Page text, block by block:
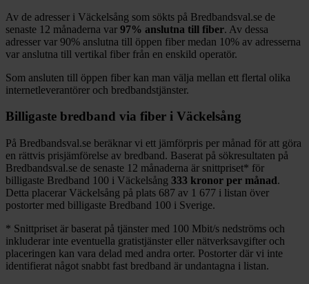
Av de adresser i Väckelsång som sökts på Bredbandsval.se de
senaste 12 månaderna var 97% anslutna till fiber. Av dessa
adresser var 90% anslutna till öppen fiber medan 10% av adresserna
var anslutna till vertikal fiber från en enskild operatör.
Som ansluten till öppen fiber kan man välja mellan ett flertal olika
internetleverantörer och bredbandstjänster.
Billigaste bredband via fiber i Väckelsång
På Bredbandsval.se beräknar vi ett jämförpris per månad för att göra
en rättvis prisjämförelse av bredband. Baserat på sökresultaten på
Bredbandsval.se de senaste 12 månaderna är snittpriset* för
billigaste Bredband 100 i Väckelsång 333 kronor per månad.
Detta placerar Väckelsång på plats 687 av 1 677 i listan över
postorter med billigaste Bredband 100 i Sverige.
* Snittpriset är baserat på tjänster med 100 Mbit/s nedströms och
inkluderar inte eventuella gratistjänster eller nätverksavgifter och
placeringen kan vara delad med andra orter. Postorter där vi inte
identifierat något snabbt fast bredband är undantagna i listan.